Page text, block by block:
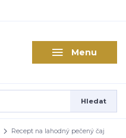
Menu
Hledat
Recept na lahodný pečený čaj